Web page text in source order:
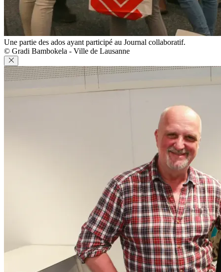
Une partie des ados ayant participé au Journal collaboratif.
© Gradi Bambokela - Ville de Lausanne